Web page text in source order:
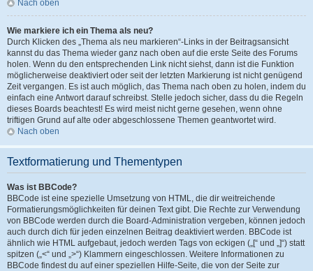
Nach oben
Wie markiere ich ein Thema als neu?
Durch Klicken des „Thema als neu markieren“-Links in der Beitragsansicht
kannst du das Thema wieder ganz nach oben auf die erste Seite des Forums
holen. Wenn du den entsprechenden Link nicht siehst, dann ist die Funktion
möglicherweise deaktiviert oder seit der letzten Markierung ist nicht genügend
Zeit vergangen. Es ist auch möglich, das Thema nach oben zu holen, indem du
einfach eine Antwort darauf schreibst. Stelle jedoch sicher, dass du die Regeln
dieses Boards beachtest! Es wird meist nicht gerne gesehen, wenn ohne
triftigen Grund auf alte oder abgeschlossene Themen geantwortet wird.
Nach oben
Textformatierung und Thementypen
Was ist BBCode?
BBCode ist eine spezielle Umsetzung von HTML, die dir weitreichende
Formatierungsmöglichkeiten für deinen Text gibt. Die Rechte zur Verwendung
von BBCode werden durch die Board-Administration vergeben, können jedoch
auch durch dich für jeden einzelnen Beitrag deaktiviert werden. BBCode ist
ähnlich wie HTML aufgebaut, jedoch werden Tags von eckigen („[“ und „]“) statt
spitzen („<“ und „>“) Klammern eingeschlossen. Weitere Informationen zu
BBCode findest du auf einer speziellen Hilfe-Seite, die von der Seite zur